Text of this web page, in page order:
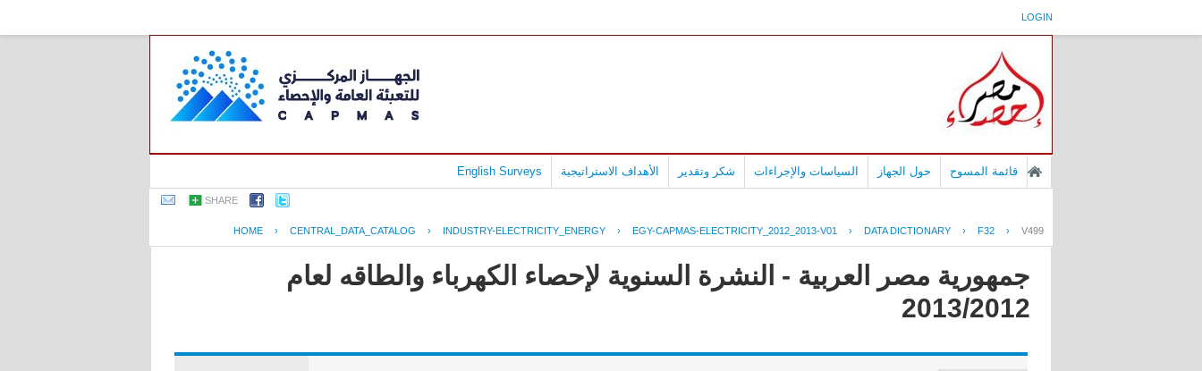
LOGIN
قائمة المسوح حول الجهاز السياسات والإجراءات شكر وتقدير الأهداف الاستراتيجية English Surveys
SHARE
HOME › CENTRAL_DATA_CATALOG › INDUSTRY-ELECTRICITY_ENERGY › EGY-CAPMAS-ELECTRICITY_2012_2013-V01 › DATA DICTIONARY › F32 › V499
جمهورية مصر العربية - النشرة السنوية لإحصاء الكهرباء والطاقه لعام
2013/2012